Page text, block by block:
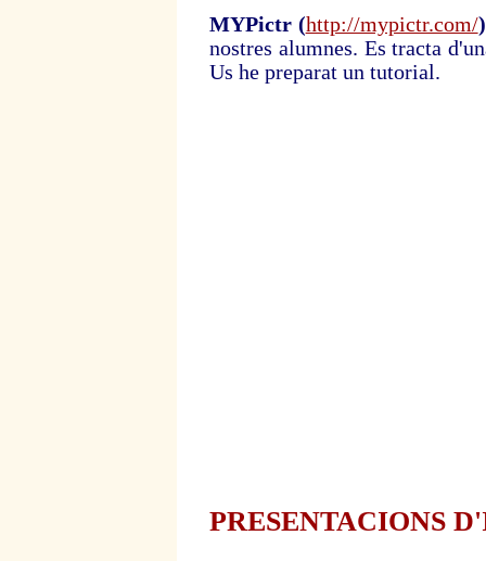
MYPictr (http://mypictr.com/
nostres alumnes. Es tracta
Us he preparat un tutorial.
PRESENTACIONS